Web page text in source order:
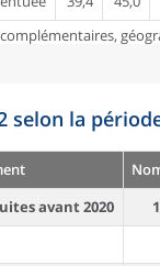
selon la
avant 2020